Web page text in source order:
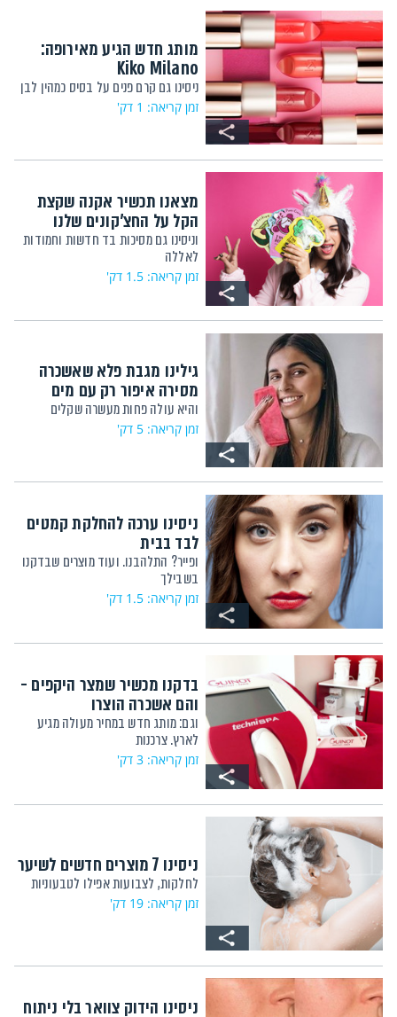
מותג חדש הגיע מאירופה:
Kiko Milano
ניסינו גם קרם פנים על בסיס כמהין לבן
זמן קריאה: 1 דק'
מצאנו תכשיר אקנה שקצת
הקל על החצ'קונים שלנו
וניסינו גם מסיכות בד חדשות וחמודות
לאללה
זמן קריאה: 1.5 דק'
גילינו מגבת פלא שאשכרה
מסירה איפור רק עם מים
והיא עולה פחות מעשרה שקלים
זמן קריאה: 5 דק'
ניסינו ערכה להחלקת קמטים
לבד בבית
ופייר? התלהבנו. ועוד מוצרים שבדקנו
בשבילך
זמן קריאה: 1.5 דק'
בדקנו מכשיר שמצר היקפים -
והם אשכרה הוצרו
וגם: מותג חדש במחיר מעולה מגיע
לארץ. צרכנות
זמן קריאה: 3 דק'
ניסינו 7 מוצרים חדשים לשיער
לחלקות, לצבועות אפילו לטבעוניות
זמן קריאה: 19 דק'
ניסינו הידוק צוואר בלי ניתוח